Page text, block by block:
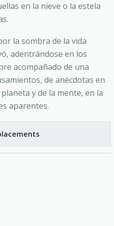
en la nieve o la estela
la sombra de la vida
adentrándose en los
acompañado de una
de anécdotas en
y de la mente, en la
aparentes.